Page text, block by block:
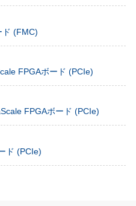
ド (FMC)
FPGAボード (PCIe)
FPGAボード (PCIe)
ド (PCIe)